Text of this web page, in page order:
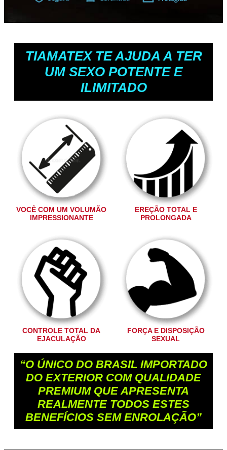
TIAMATEX TE AJUDA A TER
UM SEXO POTENTE E
ILIMITADO
VOCÊ COM UM VOLUMÃO
IMPRESSIONANTE
EREÇÃO TOTAL E
PROLONGADA
CONTROLE TOTAL DA
EJACULAÇÃO
FORÇA E DISPOSIÇÃO
SEXUAL
“O ÚNICO DO BRASIL IMPORTADO
DO EXTERIOR COM QUALIDADE
PREMIUM QUE APRESENTA
REALMENTE TODOS ESTES
BENEFÍCIOS SEM ENROLAÇÃO”